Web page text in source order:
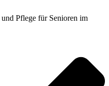
Pflege für Senioren im